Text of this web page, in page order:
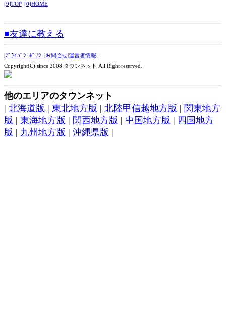
[9]TOP [0]HOME
■友達に教える
ﾌﾟﾗｲﾊﾞｼｰﾎﾟﾘｼｰ お問合せ運営者情報
Copyright(C) since 2008 タウンネット All Right reserved.
他のエリアのタウンネット
| 北海道版 | 東北地方版 | 北陸甲信越地方版 | 関東地方
版 | 東海地方版 | 関西地方版 | 中国地方版 | 四国地方
版 | 九州地方版 | 沖縄県版 |